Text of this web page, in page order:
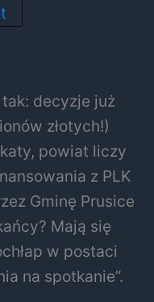
decyzje już
złotych!)
powiat liczy
z PLK
Gminę Prusice
Mają się
w postaci
na spotkanie”.